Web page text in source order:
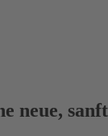
neue,